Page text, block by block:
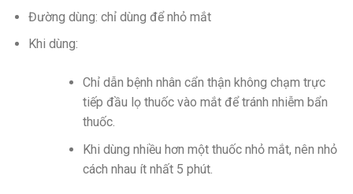
Đường dùng: chỉ dùng để nhỏ mắt
Khi dùng:
Chỉ dẫn bệnh nhân cẩn thận không chạm trực
tiếp đầu lọ thuốc vào mắt để tránh nhiễm bẩn
thuốc.
Khi dùng nhiều hơn một thuốc nhỏ mắt, nên nhỏ
cách nhau ít nhất 5 phút.